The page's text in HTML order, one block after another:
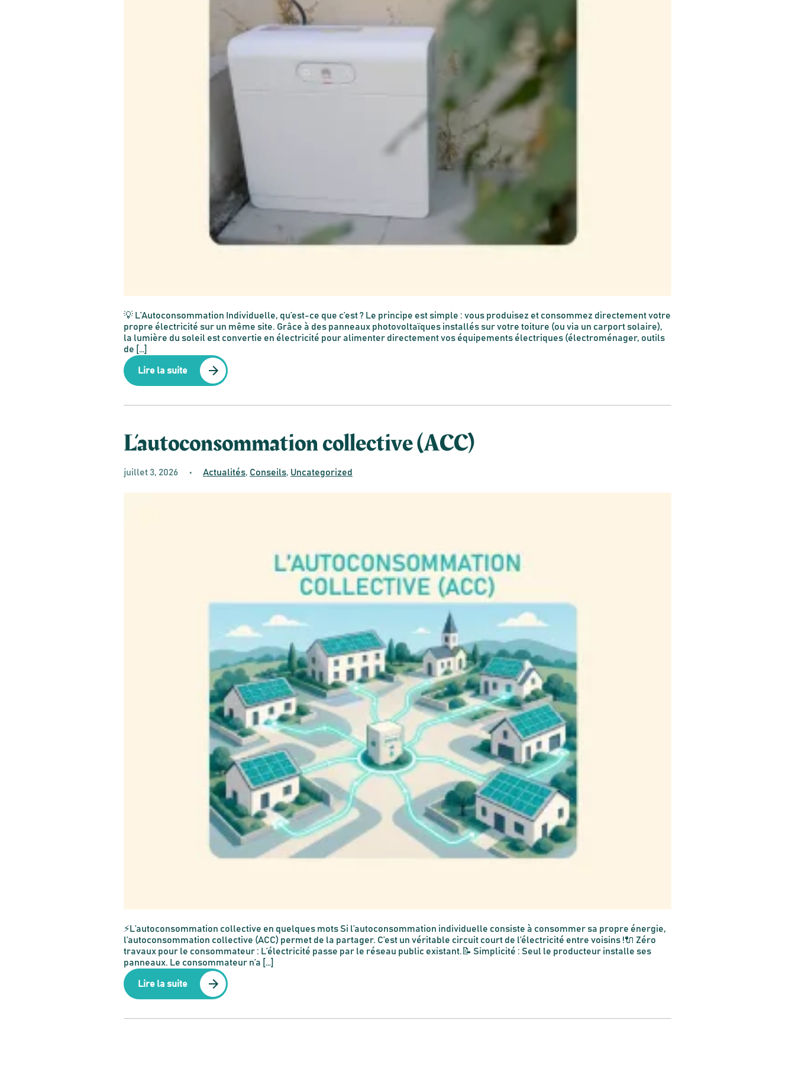
💡 L’Autoconsommation Individuelle, qu’est-ce que c’est ? Le principe est simple : vous produisez et consommez directement votre
propre électricité sur un même site. Grâce à des panneaux photovoltaïques installés sur votre toiture (ou via un carport solaire),
la lumière du soleil est convertie en électricité pour alimenter directement vos équipements électriques (électroménager, outils
de […]
Lire la suite
L’autoconsommation collective (ACC)
juillet 3, 2026 • Actualités, Conseils, Uncategorized
⚡L’autoconsommation collective en quelques mots Si l’autoconsommation individuelle consiste à consommer sa propre énergie,
l’autoconsommation collective (ACC) permet de la partager. C’est un véritable circuit court de l’électricité entre voisins !🔌 Zéro
travaux pour le consommateur : L’électricité passe par le réseau public existant.📝 Simplicité : Seul le producteur installe ses
panneaux. Le consommateur n’a […]
Lire la suite